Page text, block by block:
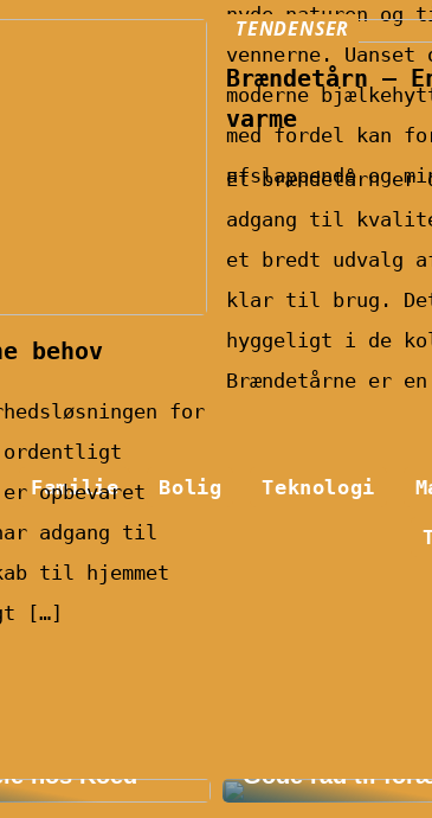
nyde naturen
vennerne.
moderne
med fordel kan
afslappende og
behov
for
ordentligt
opbevaret
adgang til
til hjemmet
[…]
TENDENSER
Brændetårn –
varme
Et brændetårn er
adgang til
et bredt udvalg
klar til brug. Det
hyggeligt i de
Brændetårne er
Familie Bolig Teknologi
hos Koed
Gode råd til